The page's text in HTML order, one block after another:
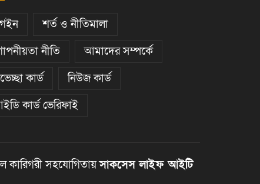
শর্ত ও নীতিমালা
নীতি
আমাদের সম্পর্কে
কার্ড
নিউজ কার্ড
কার্ড ভেরিফাই
কারিগরী সহযোগিতায়সাকসেস লাইফ আইটি